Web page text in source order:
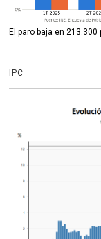
El paro baja en
IPC